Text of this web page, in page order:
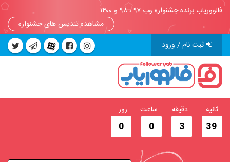
فالووریاب برنده جشنواره وب ۹۷ ، ۹۸ و ۱۴۰۰
مشاهده تندیس های جشنواره
ثبت نام / ورود
38
ثانیه
3
دقیقه
0
ساعت
0
روز